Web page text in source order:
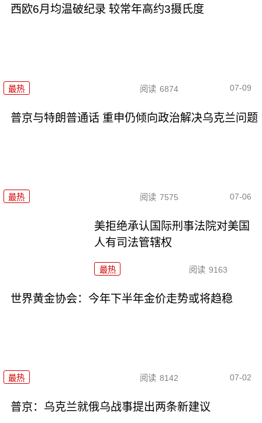
西欧6月均温破纪录 较常年高约3摄氏度
最热 阅读 6874 07-09
普京与特朗普通话 重申仍倾向政治解决乌克兰问题
最热 阅读 7575 07-06
美拒绝承认国际刑事法院对美国
人有司法管辖权
最热 阅读 9163
世界黄金协会：今年下半年金价走势或将趋稳
最热 阅读 8142 07-02
普京：乌克兰就俄乌战事提出两条新建议